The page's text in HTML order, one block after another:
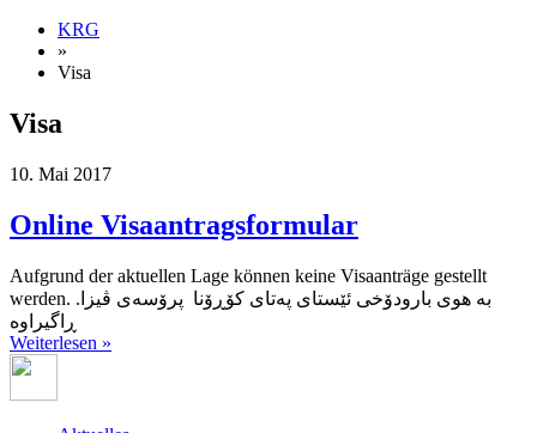
KRG
»
Visa
Visa
10. Mai 2017
Online Visaantragsformular
Aufgrund der aktuellen Lage können keine Visaanträge gestellt
werden. .بە هوی بارودۆخی ئێستای پەتای کۆڕۆنا پرۆسەی ڤیزا
ڕاگیراوە
Weiterlesen »